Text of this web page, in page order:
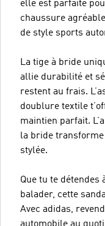
elle est parfaite
chaussure
de style sports
La tige à bride
allie durabilité et
restent au frais.
doublure textile
maintien parfait.
la bride transforme
stylée.
Que tu te détendes
balader, cette
Avec adidas,